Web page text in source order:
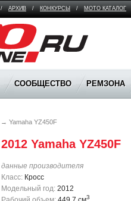
/ АРХИВ / КОНКУРСЫ / МОТО КАТАЛОГ
СООБЩЕСТВО РЕМЗОНА
→ Yamaha YZ450F
2012 Yamaha YZ450F
данные производителя
Класс: Кросс
Модельный год: 2012
3